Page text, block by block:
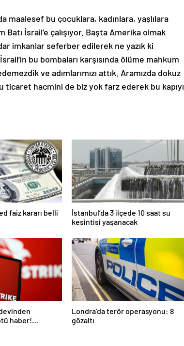
maalesef bu çocuklara, kadınlara, yaşlılara
İsrail’e çalışıyor. Başta Amerika olmak
imkanlar seferber edilerek ne yazık ki
bu bombaları karşısında ölüme mahkum
ve adımlarımızı attık. Aramızda dokuz
hacmini de biz yok farz ederek bu kapıyı
faiz kararı belli
İstanbul’da 3 ilçede 10 saat su
kesintisi yaşanacak
haber!
Londra’da terör operasyonu: 8
gözaltı